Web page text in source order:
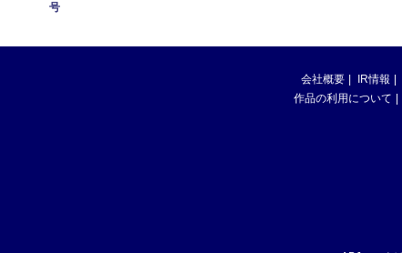
号
会社概要 IR情報
作品の利用について